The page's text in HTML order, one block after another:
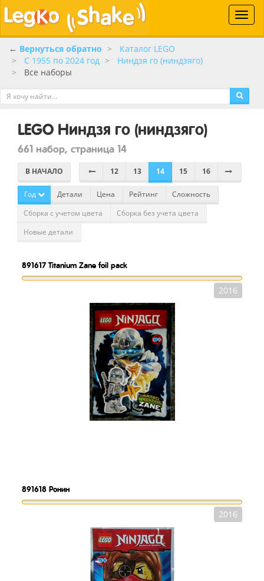
Toggle
← Вернуться обратно
Каталог LEGO
C 1955 по 2024 год
Ниндзя го (ниндзяго)
Все наборы
LEGO Ниндзя го (ниндзяго)
661 набор, страница 14
В НАЧАЛО 12 13 14 15 16
Год Детали Цена Рейтинг
Сложность
Сборка с учетом цвета
Сборка без учета цвета
Новые детали
891617 Titanium Zane foil pack
2016
891618 Ронин
2016